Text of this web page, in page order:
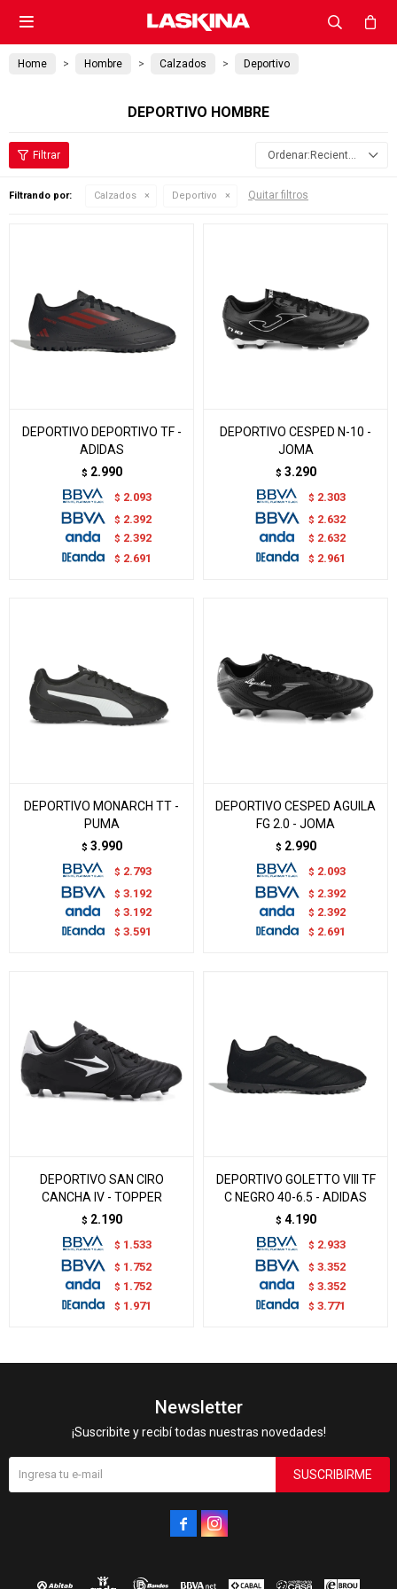

Home Hombre Calzados Deportivo
DEPORTIVO HOMBRE
Recientes
Filtrando por: Calzados Deportivo Quitar filtros
DEPORTIVO DEPORTIVO TF -
ADIDAS
$ 2.990
$ 2.093
$ 2.392
$ 2.392
$ 2.691
DEPORTIVO CESPED N-10 -
JOMA
$ 3.290
$ 2.303
$ 2.632
$ 2.632
$ 2.961
DEPORTIVO MONARCH TT -
PUMA
$ 3.990
$ 2.793
$ 3.192
$ 3.192
$ 3.591
DEPORTIVO CESPED AGUILA
FG 2.0 - JOMA
$ 2.990
$ 2.093
$ 2.392
$ 2.392
$ 2.691
DEPORTIVO SAN CIRO
CANCHA IV - TOPPER
$ 2.190
$ 1.533
$ 1.752
$ 1.752
$ 1.971
DEPORTIVO GOLETTO VIII TF
C NEGRO 40-6.5 - ADIDAS
$ 4.190
$ 2.933
$ 3.352
$ 3.352
$ 3.771
Newsletter
¡Suscribite y recibí todas nuestras novedades!
SUSCRIBIRME
 